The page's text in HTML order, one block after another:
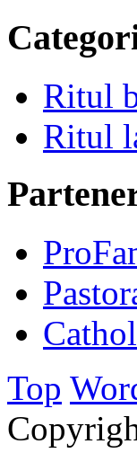
Ritul
Ritul
Top